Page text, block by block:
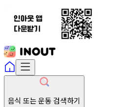
음식 또는 운동 검색하기